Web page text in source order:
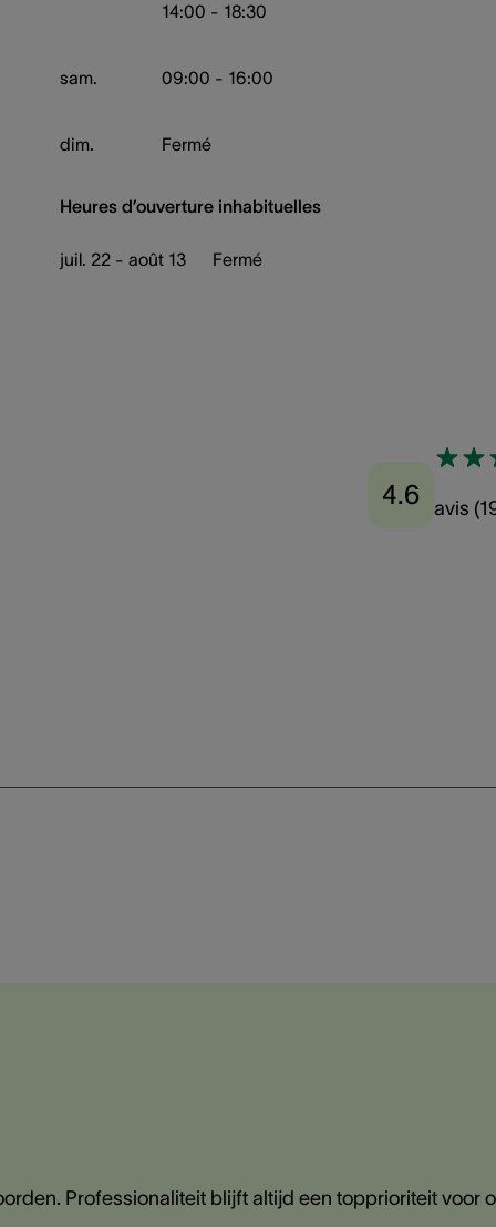
14:00 - 18:30
sam. 09:00 - 16:00
dim. Fermé
Heures d’ouverture inhabituelles
juil. 22 - août 13 Fermé
4.6 avis (
Professionaliteit blijft altijd een topprioriteit voor